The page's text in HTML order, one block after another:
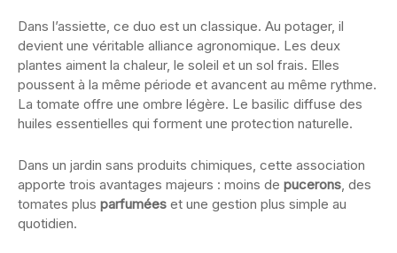
Dans l’assiette, ce duo est un classique. Au potager, il
devient une véritable alliance agronomique. Les deux
plantes aiment la chaleur, le soleil et un sol frais. Elles
poussent à la même période et avancent au même rythme.
La tomate offre une ombre légère. Le basilic diffuse des
huiles essentielles qui forment une protection naturelle.
Dans un jardin sans produits chimiques, cette association
apporte trois avantages majeurs : moins de pucerons, des
tomates plus parfumées et une gestion plus simple au
quotidien.